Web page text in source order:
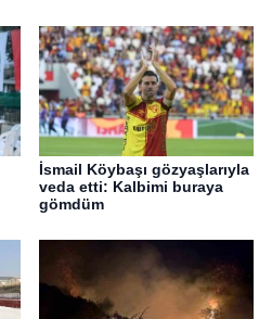
İsmail Köybaşı gözyaşlarıyla
veda etti: Kalbimi buraya
gömdüm